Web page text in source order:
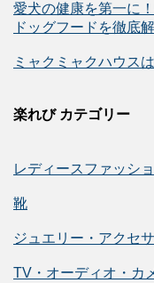
愛犬の健康を第一に
ドッグフードを徹底
ミャクミャクハウス
楽れび カテゴリー
レディースファッシ
靴
ジュエリー・アクセ
TV・オーディオ・カ